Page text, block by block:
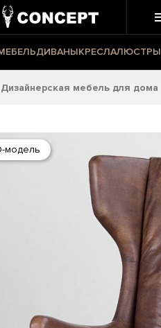
ДИВАНЫКРЕСЛАЛЮСТРЫ
Дизайнерская мебель для дома
модель